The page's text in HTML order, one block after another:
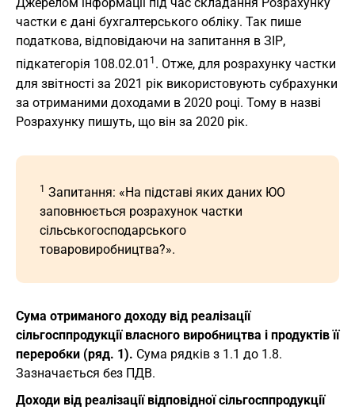
частки є дані бухгалтерського обліку. Так пише
податкова, відповідаючи на запитання в ЗIР,
підкатегорія 108.02.01 1 . Отже, для розрахунку частки
для звітності за 2021 рік використовують субрахунки
за отриманими доходами в 2020 році. Тому в назві
Розрахунку пишуть, що він за 2020 рік.
1 Запитання: «На підставі яких даних ЮО
заповнюється розрахунок частки
сільськогосподарського
товаровиробництва?».
Сума отриманого доходу від реалізації
сільгосппродукції власного виробництва і продуктів її
переробки (ряд. 1). Сума рядків з 1.1 до 1.8.
Зазначається без ПДВ.
Доходи від реалізації відповідної сільгосппродукції